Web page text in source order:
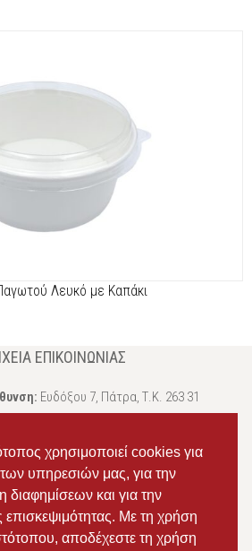
χρησιμοποιεί cookies για
υπηρεσιών μας, για την
διαφημίσεων και για την
επισκεψιμότητας. Με τη χρήση
αποδέχεστε τη χρήση
Λευκό με Καπάκι
ΕΠΙΚΟΙΝΩΝΊΑΣ
Ευδόξου 7, Πάτρα, Τ.Κ. 263 31
69434 75072, Σαλπόγλου Μαρία
6946 504787, Σαλπόγλου Στέφανος
ms.packst1@gmail.com